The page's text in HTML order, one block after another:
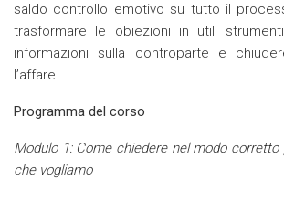
saldo controllo emotivo su tutto il
trasformare le obiezioni in utili
informazioni sulla controparte e
l’affare.
Programma del corso
Modulo 1: Come chiedere nel modo
che vogliamo